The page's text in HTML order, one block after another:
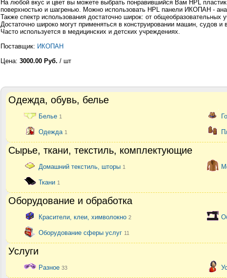
На любой вкус и цвет вы можете выбрать понравившийся Вам HPL
поверхностью и шагренью. Можно использовать HPL панели ИКОПАН -
Также спектр использования достаточно широк: от
Достаточно широко могут применяться в конструировании машин, судов и
Часто используется в медицинских и детских учреждениях.
Поставщик: ИКОПАН
Цена: 3000.00 Руб. / шт
Одежда, обувь, белье
Белье 1
Одежда 1
Сырье, ткани, текстиль, комплектующие
Домашний текстиль, шторы 1
Ткани 1
Оборудование и обработка
Красители, клеи, химволокно 2
Оборудование сферы услуг 11
Услуги
Разное 33